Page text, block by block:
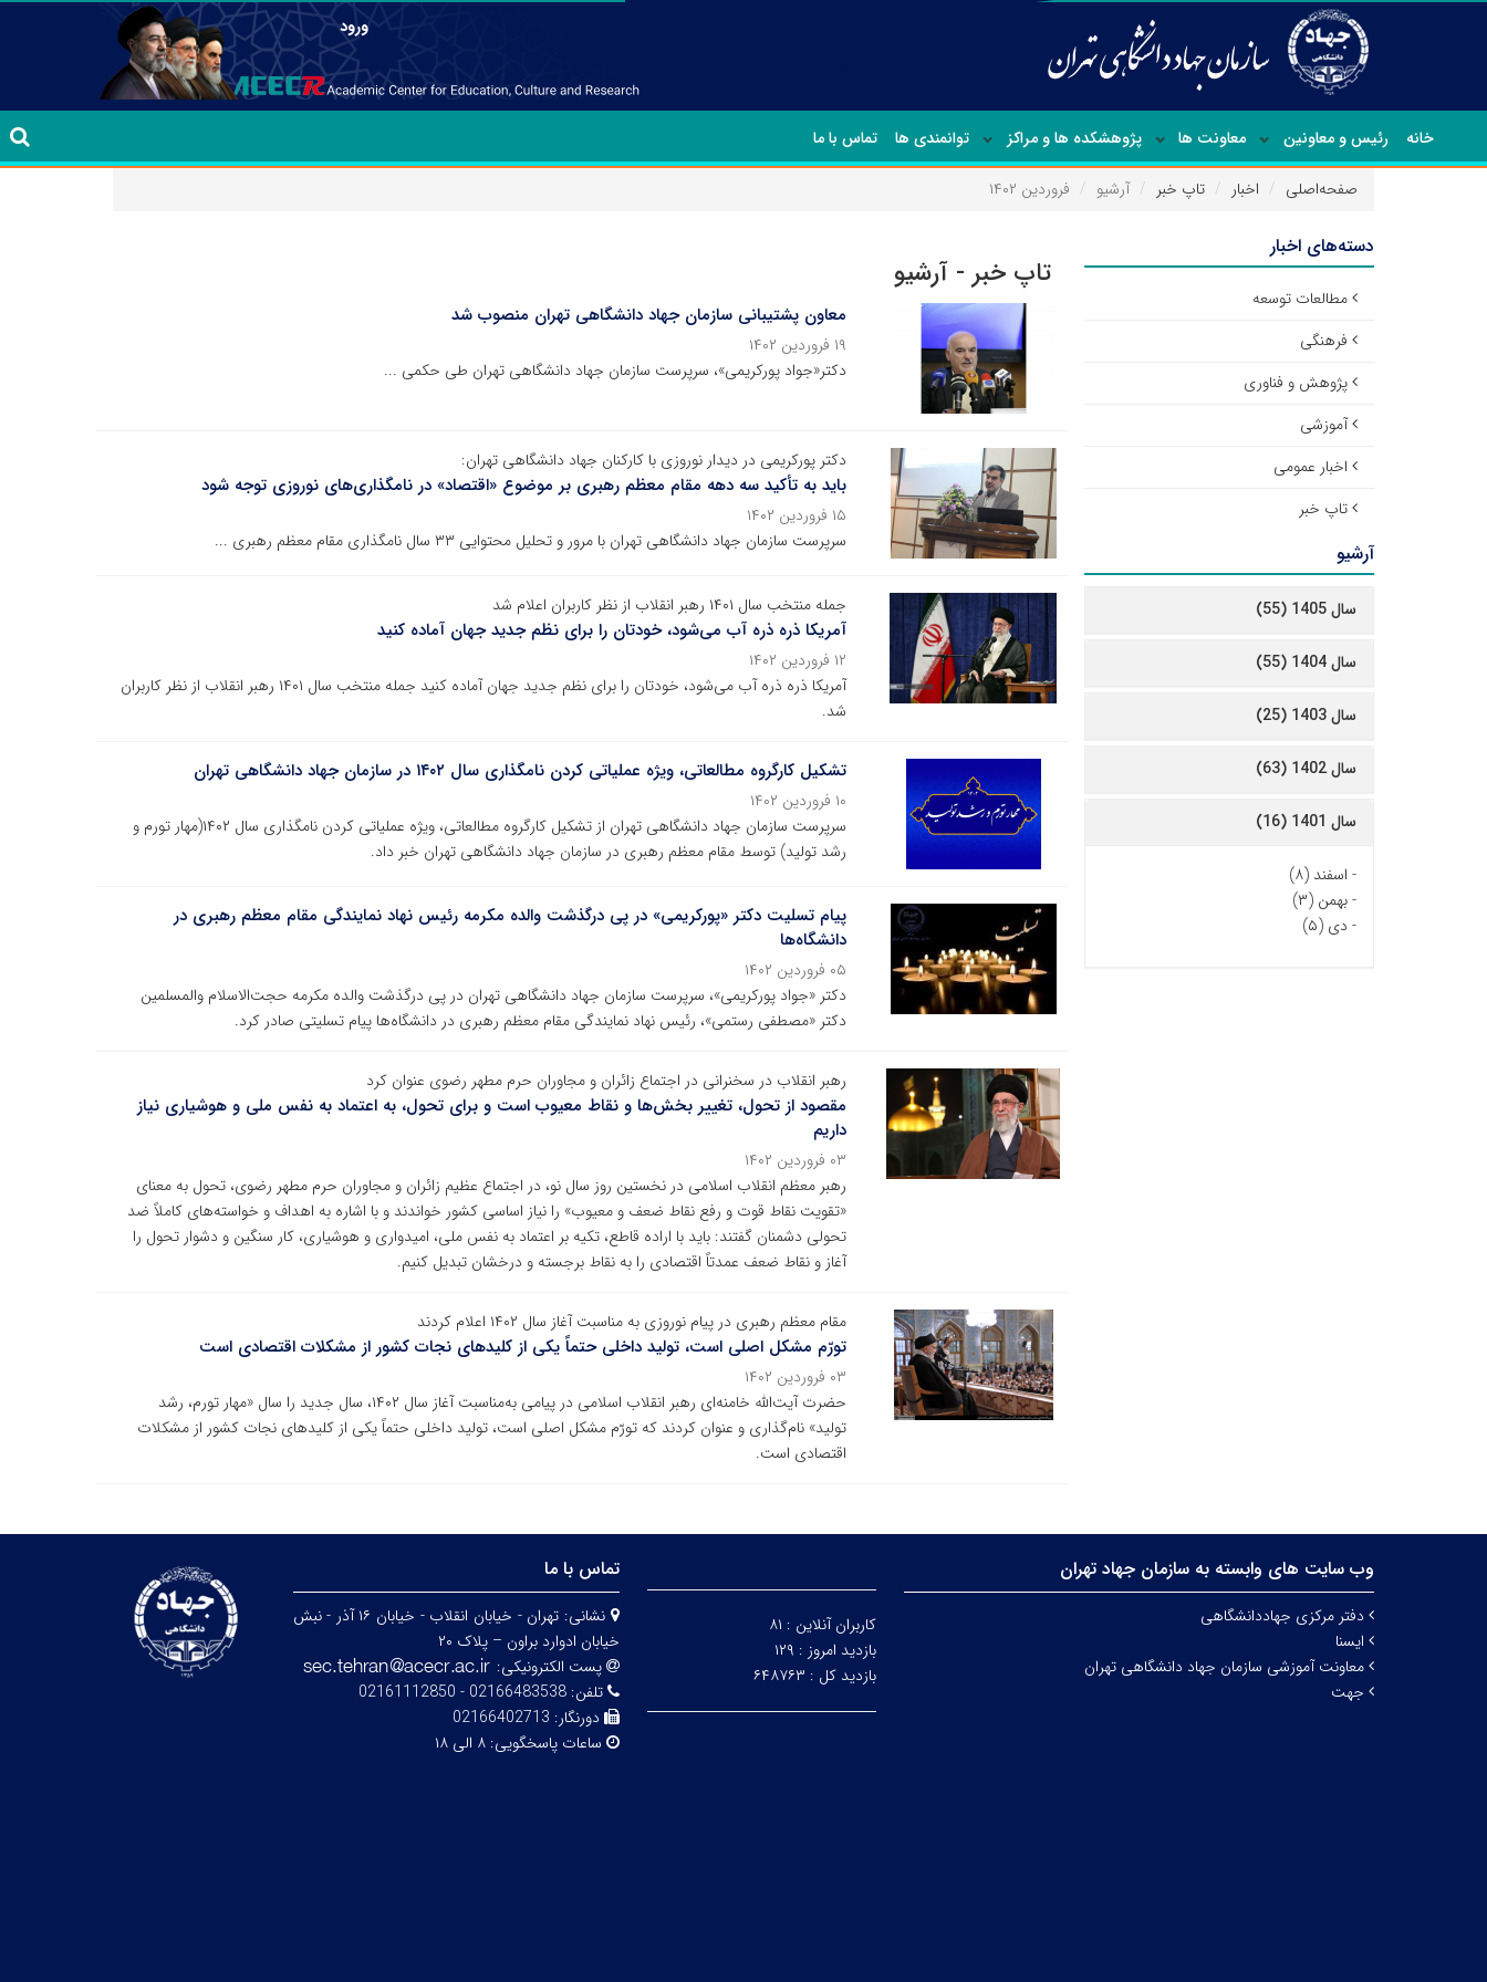
ورود
خانه رئیس و معاونین معاونت ها پژوهشکده ها و مراکز توانمندی ها تماس با ما
صفحه‌اصلی اخبار تاپ خبر آرشیو فروردین ۱۴۰۲
تاپ خبر - آرشیو
معاون پشتیبانی سازمان جهاد دانشگاهی تهران منصوب شد
۱۹ فروردین ۱۴۰۲
دکتر«جواد پورکریمی»، سرپرست سازمان جهاد دانشگاهی تهران طی حکمی ...
دکتر پورکریمی در دیدار نوروزی با کارکنان جهاد دانشگاهی تهران:
باید به تأکید سه دهه مقام معظم رهبری بر موضوع «اقتصاد» در نامگذاری‌های نوروزی توجه شود
۱۵ فروردین ۱۴۰۲
سرپرست سازمان جهاد دانشگاهی تهران با مرور و تحلیل محتوایی ۳۳ سال نامگذاری مقام معظم رهبری ...
جمله منتخب سال ۱۴۰۱ رهبر انقلاب از نظر کاربران اعلام شد
آمریکا ذره ذره آب می‌شود، خودتان را برای نظم جدید جهان آماده کنید
۱۲ فروردین ۱۴۰۲
آمریکا ذره ذره آب می‌شود، خودتان را برای نظم جدید جهان آماده کنید جمله منتخب سال ۱۴۰۱ رهبر انقلاب از نظر کاربران
شد.
تشکیل کارگروه مطالعاتی، ویژه عملیاتی کردن نامگذاری سال ۱۴۰۲ در سازمان جهاد دانشگاهی تهران
۱۰ فروردین ۱۴۰۲
سرپرست سازمان جهاد دانشگاهی تهران از تشکیل کارگروه مطالعاتی، ویژه عملیاتی کردن نامگذاری سال ۱۴۰۲(مهار تورم و
رشد تولید) توسط مقام معظم رهبری در سازمان جهاد دانشگاهی تهران خبر داد.
پیام تسلیت دکتر «پورکریمی» در پی درگذشت والده مکرمه رئیس نهاد نمایندگی مقام معظم رهبری در
دانشگاه‌ها
۰۵ فروردین ۱۴۰۲
دکتر «جواد پورکریمی»، سرپرست سازمان جهاد دانشگاهی تهران در پی درگذشت والده مکرمه حجت‌الاسلام والمسلمین
دکتر «مصطفی رستمی»، رئیس نهاد نمایندگی مقام معظم رهبری در دانشگاه‌ها پیام تسلیتی صادر کرد.
رهبر انقلاب در سخنرانی در اجتماع زائران و مجاوران حرم مطهر رضوی عنوان کرد
مقصود از تحول، تغییر بخش‌ها و نقاط معیوب است و برای تحول، به اعتماد به نفس ملی و هوشیاری نیاز
داریم
۰۳ فروردین ۱۴۰۲
رهبر معظم انقلاب اسلامی در نخستین روز سال نو، در اجتماع عظیم زائران و مجاوران حرم مطهر رضوی، تحول به معنای
«تقویت نقاط قوت و رفع نقاط ضعف و معیوب» را نیاز اساسی کشور خواندند و با اشاره به اهداف و خواسته‌های کاملاً ضد
تحولی دشمنان گفتند: باید با اراده قاطع، تکیه بر اعتماد به نفس ملی، امیدواری و هوشیاری، کار سنگین و دشوار تحول را
آغاز و نقاط ضعف عمدتاً اقتصادی را به نقاط برجسته و درخشان تبدیل کنیم.
مقام معظم رهبری در پیام نوروزی به مناسبت آغاز سال ۱۴۰۲ اعلام کردند
تورّم مشکل اصلی است، تولید داخلی حتماً یکی از کلیدهای نجات کشور از مشکلات اقتصادی است
۰۳ فروردین ۱۴۰۲
حضرت آیت‌الله خامنه‌ای رهبر انقلاب اسلامی در پیامی به‌مناسبت آغاز سال ۱۴۰۲، سال جدید را سال «مهار تورم، رشد
تولید» نام‌گذاری و عنوان کردند که تورّم مشکل اصلی است، تولید داخلی حتماً یکی از کلیدهای نجات کشور از مشکلات
اقتصادی است.
دسته‌های اخبار
مطالعات توسعه
فرهنگی
پژوهش و فناوری
آموزشی
اخبار عمومی
تاپ خبر
آرشیو
سال 1405 (55)
سال 1404 (55)
سال 1403 (25)
سال 1402 (63)
سال 1401 (16)
- اسفند (۸)
-بهمن (۳)
- دی (۵)
وب سایت های وابسته به سازمان جهاد تهران
دفتر مرکزی جهاددانشگاهی
ایسنا
معاونت آموزشی سازمان جهاد دانشگاهی تهران
جهت
کاربران آنلاین : ۸۱
بازدید امروز : ۱۲۹
بازدید کل : ۶۴۸۷۶۳
تماس با ما
نشانی:
تهران - خیابان انقلاب - خیابان ۱۶ آذر - نبش
خیابان ادوارد براون – پلاک ۲۰
پست الکترونیکی:
تلفن:02166483538 - 02161112850
دورنگار: 02166402713
ساعات پاسخگویی:۸ الی ۱۸